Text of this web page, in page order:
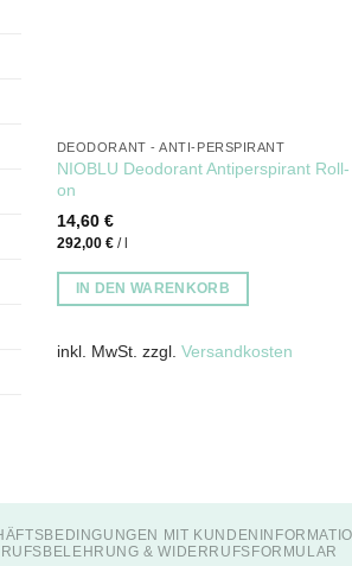
DEODORANT - ANTI-PERSPIRANT
NIOBLU Deodorant Antiperspirant Roll-
on
14,60 €
292,00 €/
IN DEN WARENKORB
inkl. MwSt. zzgl. Versandkosten
MIT
& WIDERRUFSFORMULAR